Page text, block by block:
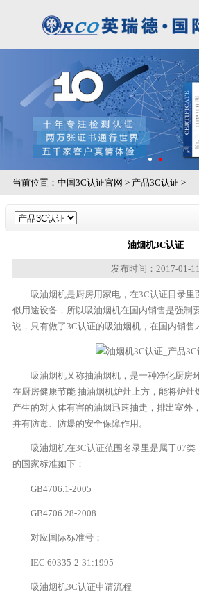
当前位置： 中国3C认证官网 > 产品3C认证>
油烟机3C认证
发布时间：2017-01-11
吸油烟机是厨房用家电，在3C认证目录里
似用途设备，所以吸油烟机在国内销售是强制
说，只有做了3C认证的吸油烟机，在国内销售
吸油烟机又称抽油烟机，是一种净化厨房
在厨房健康节能 抽油烟机炉灶上方，能将炉灶
产生的对人体有害的油烟迅速抽走，排出室外
并有防毒、防爆的安全保障作用。
吸油烟机在3C认证范围名录里是属于07类
的国家标准如下：
GB4706.1-2005
GB4706.28-2008
对应国际标准号：
IEC 60335-2-31:1995
吸油烟机3C认证申请流程